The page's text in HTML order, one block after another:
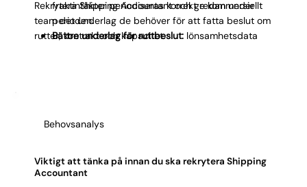
fraktintäkter periodiseras korrekt redan under
perioden.
Bättre underlag för ruttbeslut:lönsamhetsdata
Rekrytera Shipping Accountant och ge kommersiellt
team det underlag de behöver för att fatta beslut om
rutter, kontrakt och kapacitet.
Behovsanalys
Viktigt att tänka på innan du ska rekrytera Shipping
Accountant